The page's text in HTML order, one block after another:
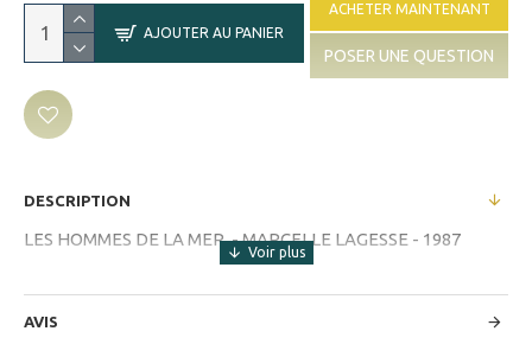
AJOUTER AU PANIER
ACHETER MAINTENANT
POSER UNE QUESTION
DESCRIPTION
LES HOMMES DE LA MER - MARCELLE LAGESSE - 1987
AVIS